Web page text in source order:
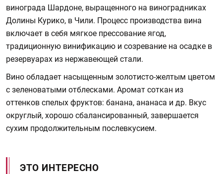
винограда Шардоне, выращенного на виноградниках
Долины Курико, в Чили. Процесс производства вина
включает в себя мягкое прессование ягод,
традиционную винификацию и созревание на осадке в
резервуарах из нержавеющей стали.
Вино обладает насыщенным золотисто-желтым цветом
с зеленоватыми отблесками. Аромат соткан из
оттенков спелых фруктов: банана, ананаса и др. Вкус
округлый, хорошо сбалансированный, завершается
сухим продолжительным послевкусием.
ЭТО ИНТЕРЕСНО